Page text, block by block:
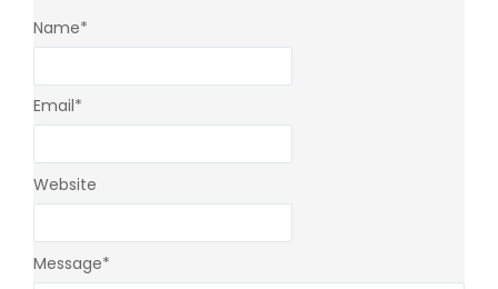
Message*
Name*
Email*
Website